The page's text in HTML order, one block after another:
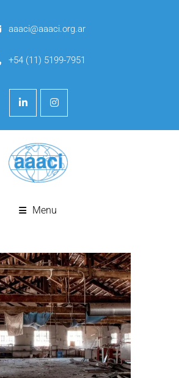
aaaci@aaaci.org.ar
+54 (11) 5199-7951
Menu